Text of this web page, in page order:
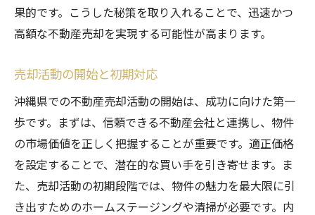
売却後のフィードバックを活かす方法
スムーズな取引を実現するための沖縄県不動産
売却プロセスの全体像
取引を円滑に進めるためのポイント
売却契約の流れとその注意点
取引の透明性を確保する方法
スムーズな引き渡しのための準備
売却後のトラブルを避けるための対策
果的です。こうした秘策を取り入れることで、迅速かつ
高額な不動産売却を実現する可能性が高まります。
売却活動の開始と初期対応
沖縄県での不動産売却活動の開始は、成功に向けた第一
歩です。まずは、信頼できる不動産会社と連携し、物件
の市場価値を正しく把握することが重要です。適正価格
を設定することで、潜在的な買い手を引き寄せます。ま
た、売却活動の初期段階では、物件の魅力を最大限に引
き出すためのホームステージングや清掃が必要です。内